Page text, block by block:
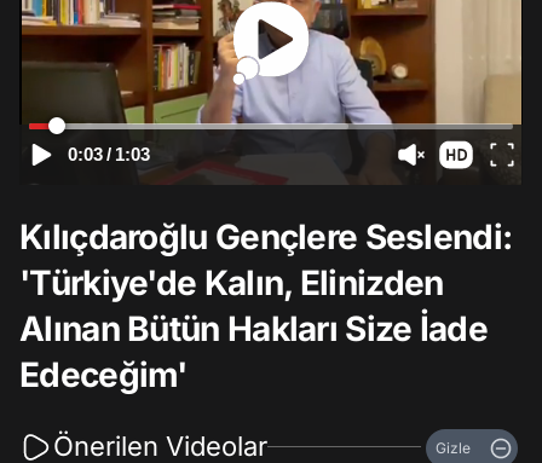
0:03/ 1:03
Kılıçdaroğlu Gençlere Seslendi:
'Türkiye'de Kalın, Elinizden
Alınan Bütün Hakları Size İade
Edeceğim'
Önerilen Videolar Gizle